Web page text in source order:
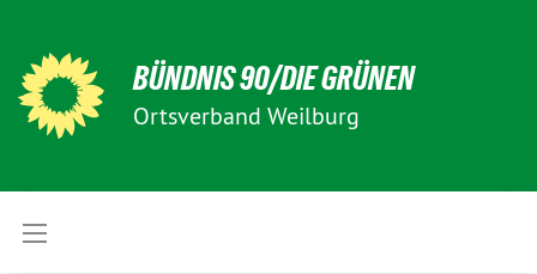
BÜNDNIS 90/DIE GRÜNEN
Ortsverband Weilburg